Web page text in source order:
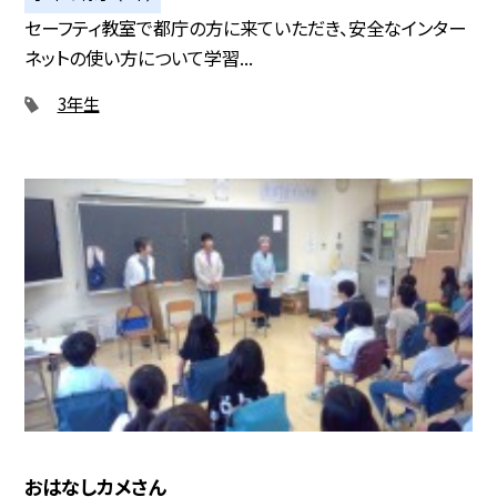
セーフティ教室で都庁の方に来ていただき、安全なインター
ネットの使い方について学習...
3年生
おはなしカメさん